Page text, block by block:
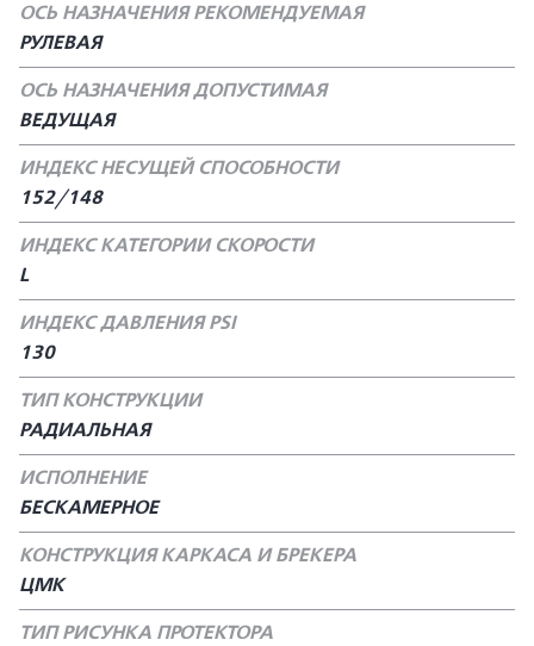
ОСЬ НАЗНАЧЕНИЯ РЕКОМЕНДУЕМАЯ
РУЛЕВАЯ
ОСЬ НАЗНАЧЕНИЯ ДОПУСТИМАЯ
ВЕДУЩАЯ
ИНДЕКС НЕСУЩЕЙ СПОСОБНОСТИ
152/148
ИНДЕКС КАТЕГОРИИ СКОРОСТИ
L
ИНДЕКС ДАВЛЕНИЯ PSI
130
ТИП КОНСТРУКЦИИ
РАДИАЛЬНАЯ
ИСПОЛНЕНИЕ
БЕСКАМЕРНОЕ
КОНСТРУКЦИЯ КАРКАСА И БРЕКЕРА
ЦМК
ТИП РИСУНКА ПРОТЕКТОРА